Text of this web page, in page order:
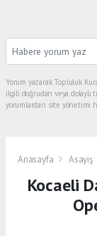
Yorum yazarak Topluluk
ilgili doğrudan veya dolaylı
yorumlardan site yönetimi
Anasayfa Asayiş
Kocaeli